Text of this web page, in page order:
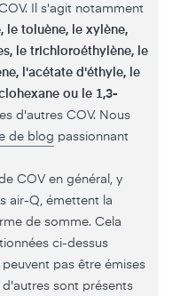
Il s'agit notamment
le toluène, le xylène,
le trichloroéthylène, le
l'acétate d'éthyle, le
ou le 1,3-
d'autres COV. Nous
de blog passionnant
COV en général, y
air-Q, émettent la
de somme. Cela
ci-dessus
pas être émises
d'autres sont présents